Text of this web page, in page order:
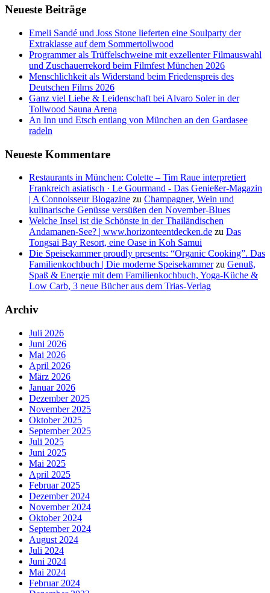
Neueste Beiträge
Emeli Sandé und Joss Stone lieferten eine Soulparty der
Extraklasse auf dem Sommertollwood
Programmer als Trüffelschweine mit exzellenter Filmauswahl
und Zuschauerrekord beim Filmfest München 2026
Menschlichkeit als Widerstand beim Friedenspreis des
Deutschen Films 2026
Ganz viel Liebe & Leidenschaft bei Alvaro Soler in der
Tollwood Sauna Arena
An Inn und Etsch entlang von München an den Gardasee
radeln
Neueste Kommentare
Restaurants in München: Colette – Tim Raue interpretiert
Frankreich asiatisch · Le Gourmand - Das Genießer-Magazin
| A Connoisseur Blogazine zu Champagner, Wein und
kulinarische Genüsse versüßen den November-Blues
Welche Insel ist die Schönste in der Thailändischen
Andamanen-See? | www.horizonteentdecken.de zu Das
Tongsai Bay Resort, eine Oase in Koh Samui
Die Speisekammer proudly presents: “Organic Cooking”. Das
Familienkochbuch | Die moderne Speisekammerzu Genuß,
Spaß & Energie mit dem Familienkochbuch, Yoga-Küche &
Low Carb, 3 neue Bücher aus dem Trias-Verlag
Archiv
Juli 2026
Juni 2026
Mai 2026
April 2026
März 2026
Januar 2026
Dezember 2025
November 2025
Oktober 2025
September 2025
Juli 2025
Juni 2025
Mai 2025
April 2025
Februar 2025
Dezember 2024
November 2024
Oktober 2024
September 2024
August 2024
Juli 2024
Juni 2024
Mai 2024
Februar 2024